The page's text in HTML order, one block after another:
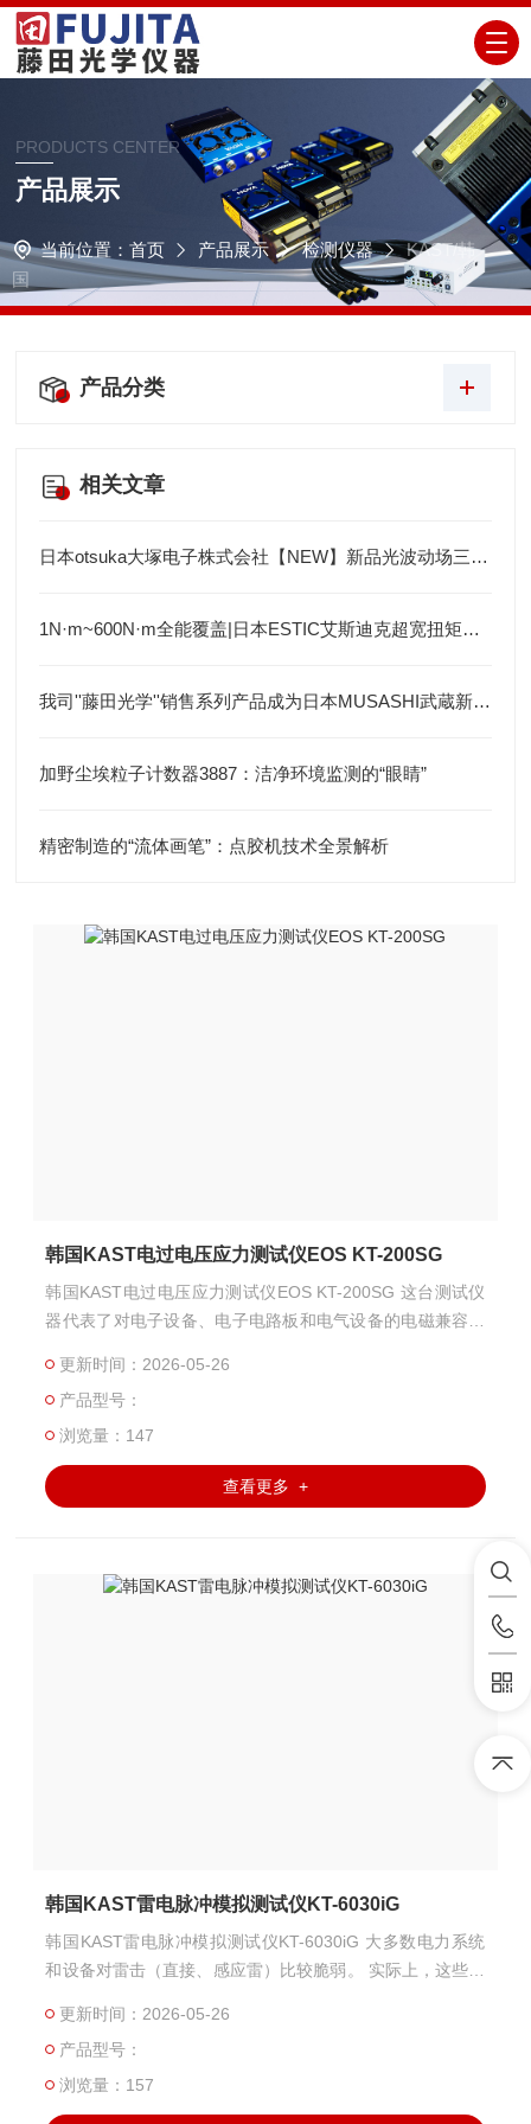
PRODUCTS CENTER
产品展示
当前位置： 首页 产品展示 检测仪器
KAST/韩
国
产品分类
相关文章
日本otsuka大塚电子株式会社【NEW】新品光波动场三次元显微镜MINUK
1N·m~600N·m全能覆盖|日本ESTIC艾斯迪克超宽扭矩弯头枪
我司''藤田光学''销售系列产品成为日本MUSASHI武蔵新的代理店
加野尘埃粒子计数器3887：洁净环境监测的“眼睛”
精密制造的“流体画笔”：点胶机技术全景解析
韩国KAST电过电压应力测试仪EOS KT-200SG
韩国KAST电过电压应力测试仪EOS KT-200SG 这台测试仪
器代表了对电子设备、电子电路板和电气设备的电磁兼容性
多公司中被广泛使用，以测试其产品的抗干扰能力——电
源、驱动PCB、通信系统、液晶显示面板是否对脉冲和噪声
具有安全性。 为了实现这一目标，它生成了4到5种不同的脉
冲测试波形。 输出测试电压水平：5 ~ 200 V 脉冲 输出电压
更新时间：2026-05-26
产品型号：
浏览量：147
查看更多 +
韩国KAST雷电脉冲模拟测试仪KT-6030iG
韩国KAST雷电脉冲模拟测试仪KT-6030iG 大多数电力系统
和设备对雷击（直接、感应雷）比较脆弱。 实际上，这些电
过IEC 61000-4-5认证，并产生类似的大电流脉冲，以测试
电力系统和设备的安全性。 测试程序：IEC 61000-4-5 组合
波形
更新时间：2026-05-26
产品型号：
浏览量：157